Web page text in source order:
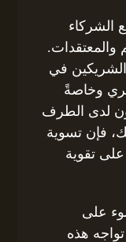
الشركاء
والمعتقدات.
في
وخاصةً
لدى الطرف
فإن تسوية
تقوية
على
تواجه هذه